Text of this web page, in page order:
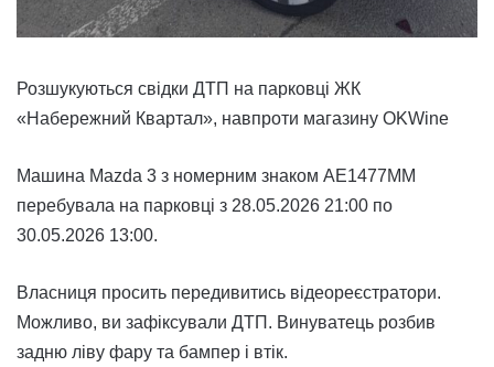
Розшукуються свідки ДТП на парковці ЖК
«Набережний Квартал», навпроти магазину OKWine
Машина Mazda 3 з номерним знаком AE1477MM
перебувала на парковці з 28.05.2026 21:00 по
30.05.2026 13:00.
Власниця просить передивитись відеореєстратори.
Можливо, ви зафіксували ДТП. Винуватець розбив
задню ліву фару та бампер і втік.